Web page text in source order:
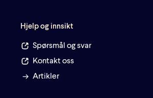
Hjelp og innsikt
Spørsmål og svar
Kontakt oss
Artikler